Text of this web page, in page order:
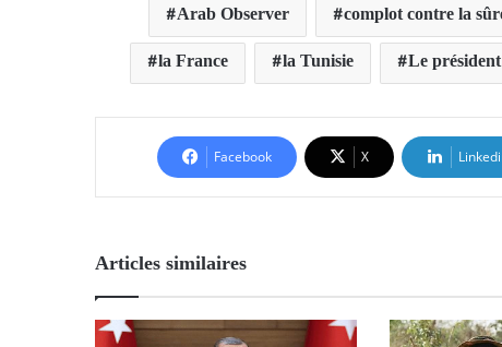
Arab Observer complot contre la
la France
la Tunisie Le
Facebook X
Articles similaires